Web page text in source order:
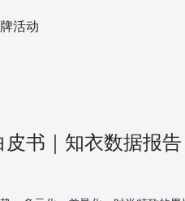
活动
书｜知衣数据报告